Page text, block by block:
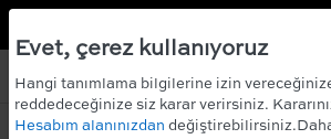
Evet, çerez kullanıyoruz
Hangi tanımlama bilgilerine izin
reddedeceğinize siz karar verirsiniz.
Hesabım alanınızdan